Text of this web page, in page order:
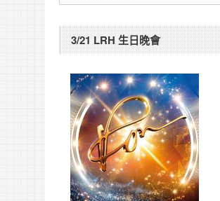
3/21 LRH 生日晚會